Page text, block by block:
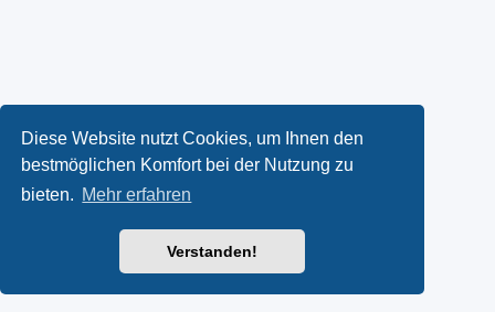
Diese Website nutzt Cookies, um Ihnen den
bestmöglichen Komfort bei der Nutzung zu
bieten. Mehr erfahren
Verstanden!